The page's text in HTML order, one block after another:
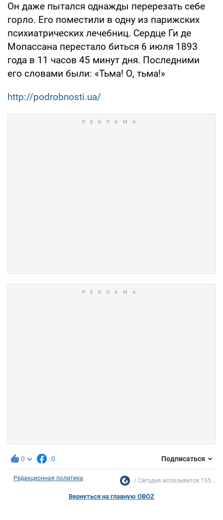
Он даже пытался однажды перерезать себе
горло. Его поместили в одну из парижских
психиатрических лечебниц. Сердце Ги де
Мопассана перестало биться 6 июля 1893
года в 11 часов 45 минут дня. Последними
его словами были: «Тьма! О, тьма!»
http://podrobnosti.ua/
0 0 Подписаться
Редакционная политика Сегодня исполняется 155...
Вернуться на главную OBOZ